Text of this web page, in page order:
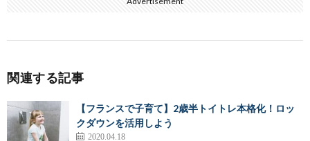
関連する記事
【フランスで子育て】2歳半トイトレ本格化！ロッ
クダウンを活用しよう
2020.04.18